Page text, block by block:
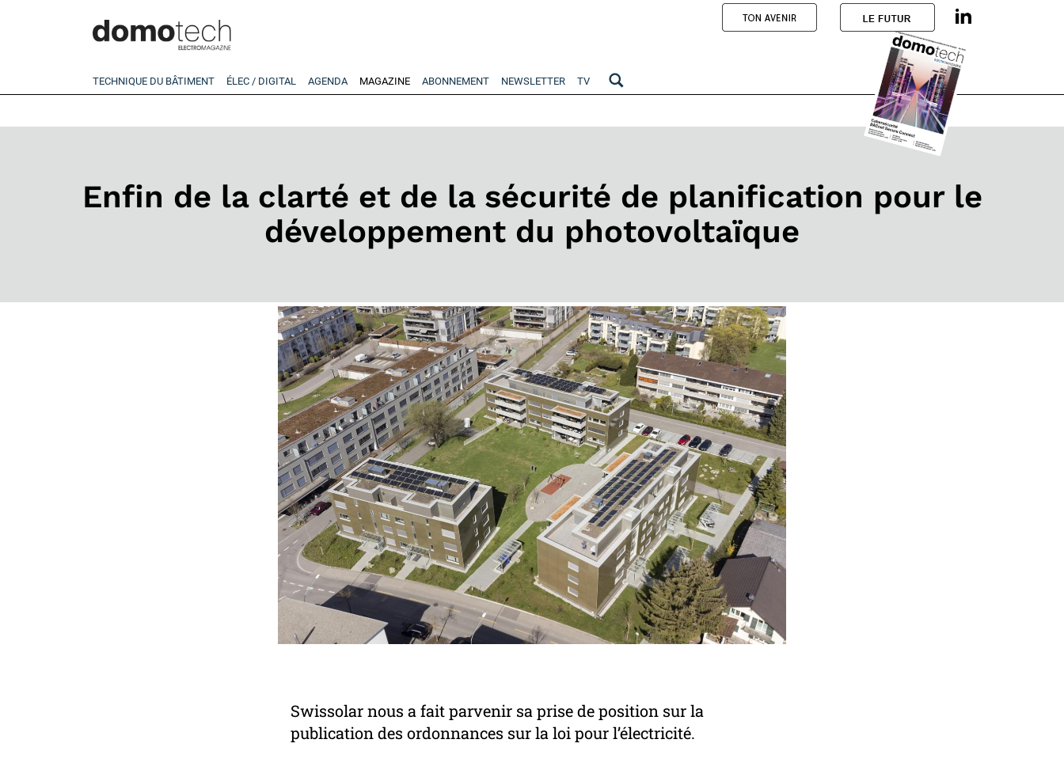
TECHNIQUE DU BÂTIMENT ÉLEC / DIGITAL AGENDA MAGAZINE ABONNEMENT NEWSLETTER TV
Enfin de la clarté et de la sécurité de planification pour le
développement du photovoltaïque
Swissolar nous a fait parvenir sa prise de position sur la
publication des ordonnances sur la loi pour l’électricité.